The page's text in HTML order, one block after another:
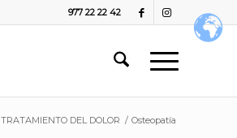
977 22 22 42
TRATAMIENTO DEL DOLOR / Osteopatía